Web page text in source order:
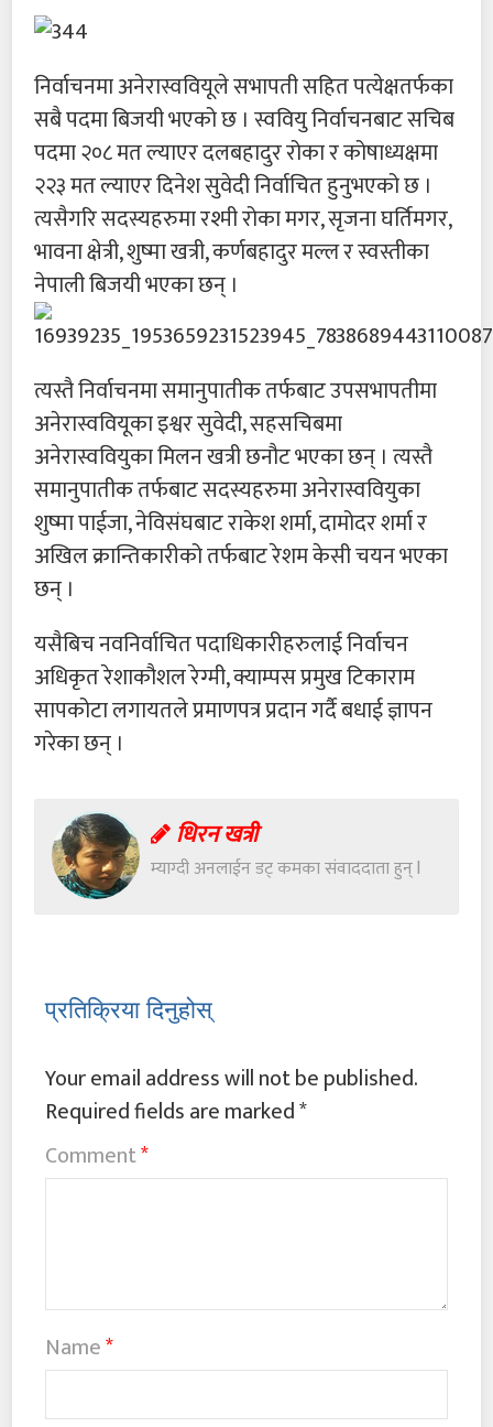
निर्वाचनमा अनेरास्ववियूले सभापती सहित पत्येक्षतर्फका
सबै पदमा बिजयी भएको छ । स्ववियु निर्वाचनबाट सचिब
पदमा २०८ मत ल्याएर दलबहादुर रोका र कोषाध्यक्षमा
२२३ मत ल्याएर दिनेश सुवेदी निर्वाचित हुनुभएको छ ।
त्यसैगरि सदस्यहरुमा रश्मी रोका मगर, सृजना घर्तिमगर,
भावना क्षेत्री, शुष्मा खत्री, कर्णबहादुर मल्ल र स्वस्तीका
नेपाली बिजयी भएका छन् ।
त्यस्तै निर्वाचनमा समानुपातीक तर्फबाट उपसभापतीमा
अनेरास्ववियूका इश्वर सुवेदी, सहसचिबमा
अनेरास्ववियुका मिलन खत्री छनौट भएका छन् । त्यस्तै
समानुपातीक तर्फबाट सदस्यहरुमा अनेरास्ववियुका
शुष्मा पाईजा, नेविसंघबाट राकेश शर्मा, दामोदर शर्मा र
अखिल क्रान्तिकारीको तर्फबाट रेशम केसी चयन भएका
छन् ।
यसैबिच नवनिर्वाचित पदाधिकारीहरुलाई निर्वाचन
अधिकृत रेशाकौशल रेग्मी, क्याम्पस प्रमुख टिकाराम
सापकोटा लगायतले प्रमाणपत्र प्रदान गर्दै बधाई ज्ञापन
गरेका छन् ।
धिरन खत्री
म्याग्दी अनलाईन डट् कमका संवाददाता हुन् l
प्रतिक्रिया दिनुहोस्
Your email address will not be published.
Required fields are marked*
Comment*
Name*